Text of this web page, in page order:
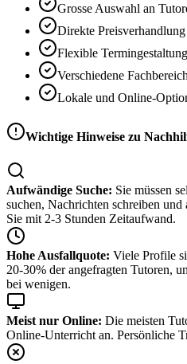
Grosse Auswahl an
Direkte Preisverhandlung
Flexible Termingestaltung
Verschiedene
Lokale und Online-
Wichtige Hinweise zu
Aufwändige Suche: Sie müssen
suchen, Nachrichten schreiben
Sie mit 2-3 Stunden Zeitaufwand.
Hohe Ausfallquote: Viele Profile
20-30% der angefragten Tutoren,
bei wenigen.
Meist nur Online: Die meisten
Online-Unterricht an. Persönliche